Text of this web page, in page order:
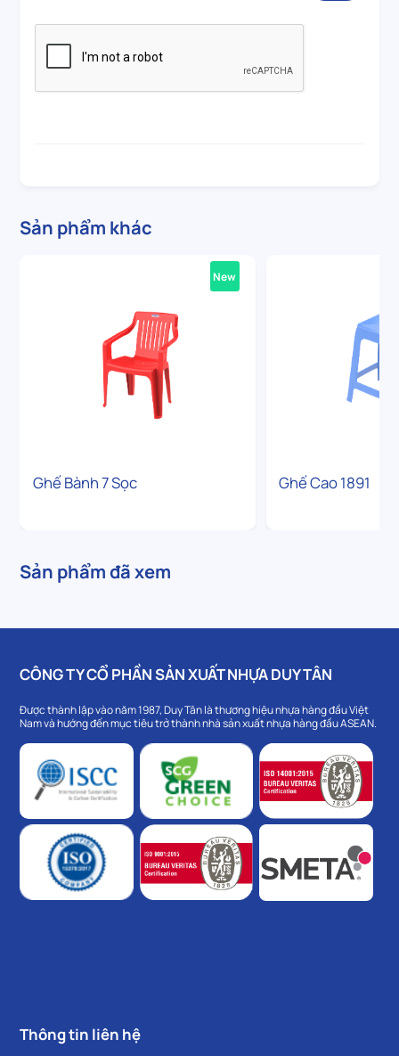
Sản phẩm khác
Ghế Bành 7 Sọc
New
Ghế Cao 1891
Sản phẩm đã xem
CÔNG TY CỔ PHẦN SẢN XUẤT NHỰA DUY TÂN
Được thành lập vào năm 1987, Duy Tân là thương hiệu nhựa hàng đầu Việt
Nam và hướng đến mục tiêu trở thành nhà sản xuất nhựa hàng đầu ASEAN.
Thông tin liên hệ